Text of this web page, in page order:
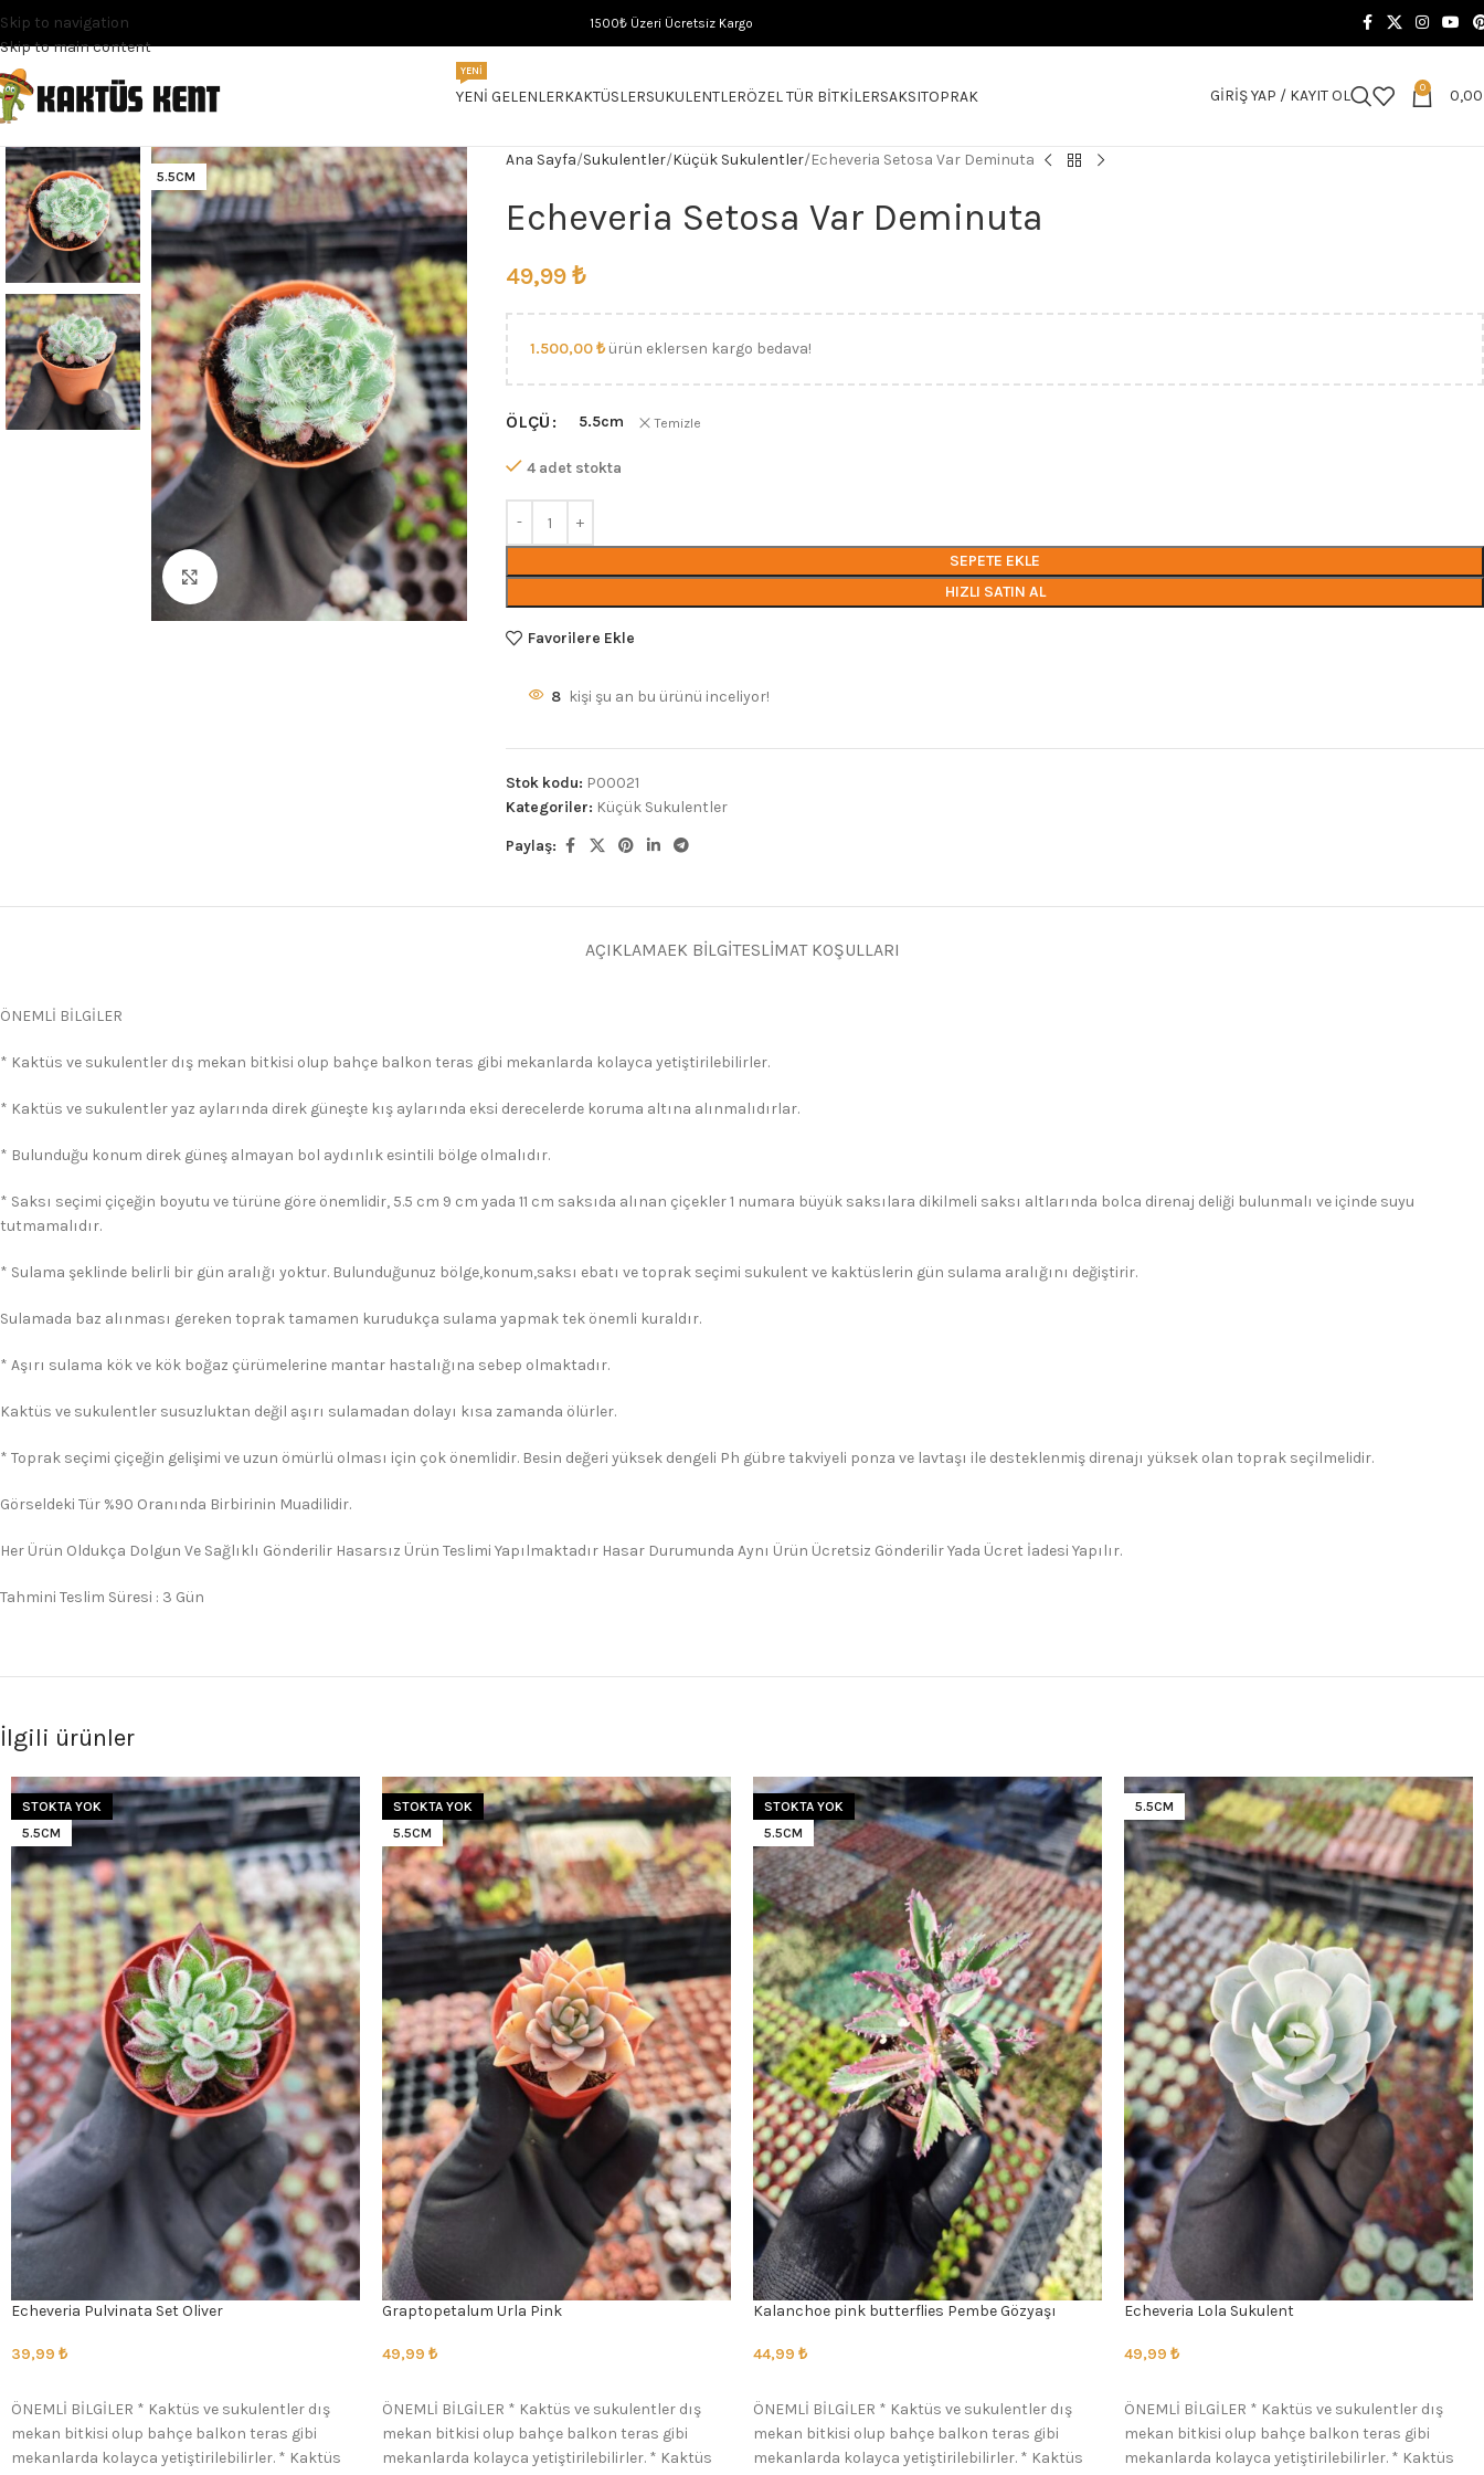
Skip to navigation
Skip to main content
1500₺ Üzeri Ücretsiz Kargo
YENI GELENLER
YENI
KAKTÜSLERSUKULENTLERÖZEL TÜR BITKILERSAKSITOPRAK GIRIŞ YAP / KAYIT OL 0
5.5CM
Click to enlarge
Ana Sayfa Sukulentler Küçük Sukulentler Echeveria Setosa Var Deminuta
Echeveria Setosa Var Deminuta
49,99 ₺
1.500,00₺ ürün eklersen kargo bedava!
ÖLÇÜ 5.5cm Temizle
4 adet stokta
SEPETE EKLE
HIZLI SATIN AL
Favorilere Ekle
8 kişi şu an bu ürünü inceliyor!
Stok kodu: P00021
Kategoriler: Küçük Sukulentler
Paylaş:
AÇIKLAMAEK BILGITESLIMAT KOŞULLARI
ÖNEMLİ BİLGİLER
* Kaktüs ve sukulentler dış mekan bitkisi olup bahçe balkon teras gibi mekanlarda kolayca yetiştirilebilirler.
* Kaktüs ve sukulentler yaz aylarında direk güneşte kış aylarında eksi derecelerde koruma altına alınmalıdırlar.
* Bulunduğu konum direk güneş almayan bol aydınlık esintili bölge olmalıdır.
* Saksı seçimi çiçeğin boyutu ve türüne göre önemlidir, 5.5 cm 9 cm yada 11 cm saksıda alınan çiçekler 1 numara büyük saksılara dikilmeli saksı altlarında bolca direnaj deliği bulunmalı ve içinde suyu
tutmamalıdır.
* Sulama şeklinde belirli bir gün aralığı yoktur. Bulunduğunuz bölge,konum,saksı ebatı ve toprak seçimi sukulent ve kaktüslerin gün sulama aralığını değiştirir.
Sulamada baz alınması gereken toprak tamamen kurudukça sulama yapmak tek önemli kuraldır.
* Aşırı sulama kök ve kök boğaz çürümelerine mantar hastalığına sebep olmaktadır.
Kaktüs ve sukulentler susuzluktan değil aşırı sulamadan dolayı kısa zamanda ölürler.
* Toprak seçimi çiçeğin gelişimi ve uzun ömürlü olması için çok önemlidir. Besin değeri yüksek dengeli Ph gübre takviyeli ponza ve lavtaşı ile desteklenmiş direnajı yüksek olan toprak seçilmelidir.
Görseldeki Tür %90 Oranında Birbirinin Muadilidir.
Her Ürün Oldukça Dolgun Ve Sağlıklı Gönderilir Hasarsız Ürün Teslimi Yapılmaktadır Hasar Durumunda Aynı Ürün Ücretsiz Gönderilir Yada Ücret İadesi Yapılır.
Tahmini Teslim Süresi : 3 Gün
İlgili ürünler
STOKTA YOK
5.5CM
Echeveria Pulvinata Set Oliver
39,99 ₺
ÖNEMLİ BİLGİLER * Kaktüs ve sukulentler dış
mekan bitkisi olup bahçe balkon teras gibi
mekanlarda kolayca yetiştirilebilirler. * Kaktüs
STOKTA YOK
5.5CM
Graptopetalum Urla Pink
49,99 ₺
ÖNEMLİ BİLGİLER * Kaktüs ve sukulentler dış
mekan bitkisi olup bahçe balkon teras gibi
mekanlarda kolayca yetiştirilebilirler. * Kaktüs
STOKTA YOK
5.5CM
Kalanchoe pink butterflies Pembe Gözyaşı
44,99 ₺
ÖNEMLİ BİLGİLER * Kaktüs ve sukulentler dış
mekan bitkisi olup bahçe balkon teras gibi
mekanlarda kolayca yetiştirilebilirler. * Kaktüs
5.5CM
Echeveria Lola Sukulent
49,99 ₺
ÖNEMLİ BİLGİLER * Kaktüs ve sukulentler dış
mekan bitkisi olup bahçe balkon teras gibi
mekanlarda kolayca yetiştirilebilirler. * Kaktüs